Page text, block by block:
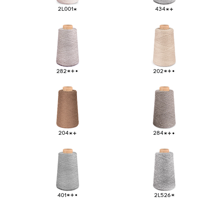
Michell Labs
2L001 434
282 202
204 284
401 2L526